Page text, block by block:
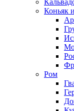
Коньяк
Ром